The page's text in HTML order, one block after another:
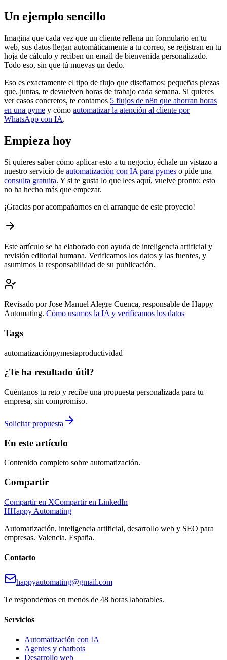
Un ejemplo sencillo
Imagina que cada vez que un cliente rellena un formulario en tu
web, sus datos llegan automáticamente a tu correo, se registran en tu
hoja de cálculo y reciben un email de bienvenida personalizado.
Todo eso, sin que tú muevas un dedo.
Eso es exactamente el tipo de flujo que diseñamos: pequeñas piezas
que, juntas, te devuelven horas de trabajo cada semana. Si quieres
ver casos concretos, te contamos 5 flujos de n8n que ahorran horas
en una pyme y cómo automatizar la atención al cliente por
WhatsApp con IA.
Empieza hoy
Si quieres saber cómo aplicar esto a tu negocio, échale un vistazo a
nuestro servicio de automatización con IA para pymes o pide una
consulta gratuita. Y si te gusta lo que lees aquí, vuelve pronto: esto
no ha hecho más que empezar.
¡Gracias por acompañarnos en el arranque de este proyecto!
Este artículo se ha elaborado con ayuda de inteligencia artificial y
revisión editorial humana. Verificamos los datos y las fuentes, y
asumimos la responsabilidad de su publicación.
Revisado por Jose Manuel Alegre Cuenca, responsable de Happy
Automating. Cómo usamos la IA y verificamos los datos
Tags
automatizaciónpymesiaproductividad
¿Te ha resultado útil?
Cuéntanos tu reto y recibe una propuesta personalizada para tu
empresa, sin compromiso.
Solicitar propuesta
En este artículo
Contenido completo sobre automatización.
Compartir
Compartir en XCompartir en LinkedIn
HHappy Automating
Automatización, inteligencia artificial, desarrollo web y SEO para
empresas. Valencia, España.
Contacto
happyautomating@gmail.com
Te respondemos en menos de 48 horas laborables.
Servicios
Automatización con IA
Agentes y chatbots
Desarrollo web